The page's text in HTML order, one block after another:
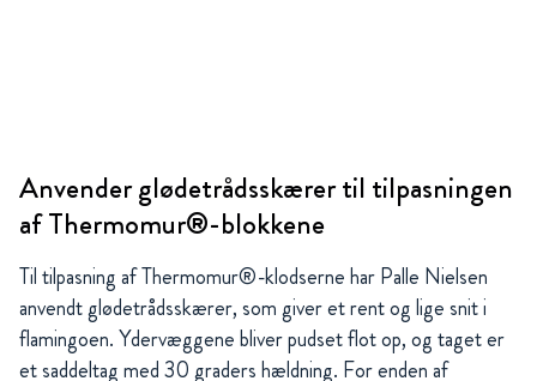
Anvender glødetrådsskærer til tilpasningen
af Thermomur®-blokkene
Til tilpasning af Thermomur®-klodserne har Palle Nielsen
anvendt glødetrådsskærer, som giver et rent og lige snit i
flamingoen. Ydervæggene bliver pudset flot op, og taget er
et saddeltag med 30 graders hældning. For enden af